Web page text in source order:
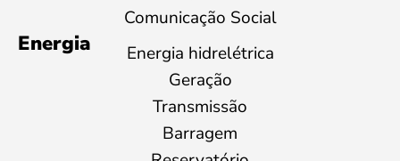
Comunicação Social
Energia
Energia hidrelétrica
Geração
Transmissão
Barragem